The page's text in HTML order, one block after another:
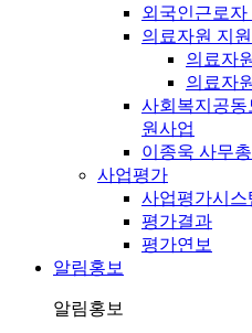
외국인근로
의료자원 지원
의료자
의료자
사회복지공동
원사업
이종욱 사무
사업평가
사업평가시스
평가결과
평가연보
알림홍보
알림홍보